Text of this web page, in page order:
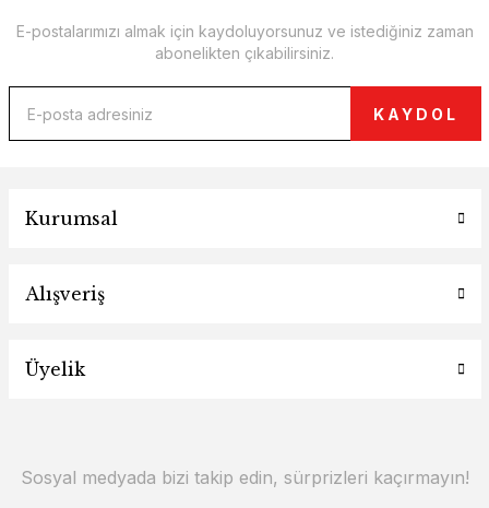
E-postalarımızı almak için kaydoluyorsunuz ve istediğiniz zaman
abonelikten çıkabilirsiniz.
KAYDOL
Kurumsal
Alışveriş
Üyelik
Sosyal medyada bizi takip edin, sürprizleri kaçırmayın!